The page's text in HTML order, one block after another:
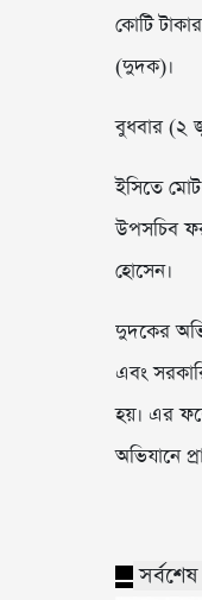
কোটি
(দুদক)।
বুধবার (২
ইসিতে
উপসচিব
হোসেন।
দুদকের
এবং
হয়। এর
অভিযানে